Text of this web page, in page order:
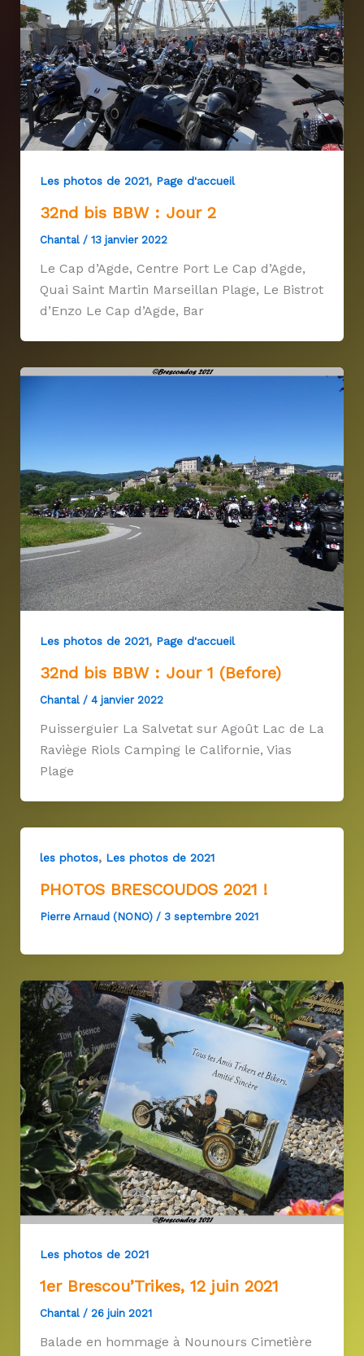
Les photos de 2021, Page d'accueil
32nd bis BBW : Jour 2
Chantal / 13 janvier 2022
Le Cap d’Agde, Centre Port Le Cap d’Agde,
Quai Saint Martin Marseillan Plage, Le Bistrot
d’Enzo Le Cap d’Agde, Bar
Les photos de 2021, Page d'accueil
32nd bis BBW : Jour 1 (Before)
Chantal / 4 janvier 2022
Puisserguier La Salvetat sur Agoût Lac de La
Raviège Riols Camping le Californie, Vias
Plage
les photos, Les photos de 2021
PHOTOS BRESCOUDOS 2021 !
Pierre Arnaud (NONO) / 3 septembre 2021
Les photos de 2021
1er Brescou’Trikes, 12 juin 2021
Chantal / 26 juin 2021
Balade en hommage à Nounours Cimetière